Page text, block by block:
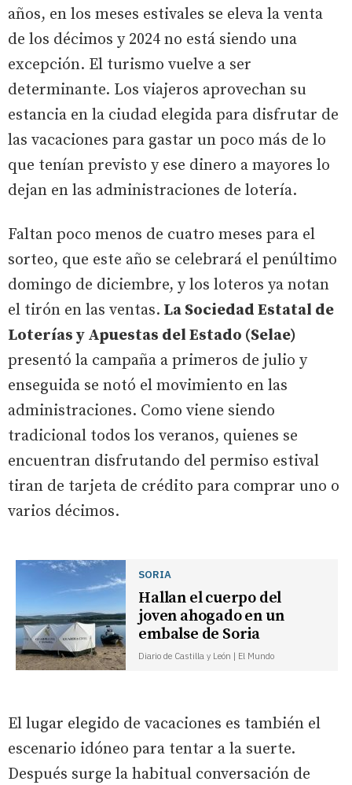
años, en los meses estivales se eleva la venta
de los décimos y 2024 no está siendo una
excepción. El turismo vuelve a ser
determinante. Los viajeros aprovechan su
estancia en la ciudad elegida para disfrutar de
las vacaciones para gastar un poco más de lo
que tenían previsto y ese dinero a mayores lo
dejan en las administraciones de lotería.
Faltan poco menos de cuatro meses para el
sorteo, que este año se celebrará el penúltimo
domingo de diciembre, y los loteros ya notan
el tirón en las ventas. La Sociedad Estatal de
Loterías y Apuestas del Estado (Selae)
presentó la campaña a primeros de julio y
enseguida se notó el movimiento en las
administraciones. Como viene siendo
tradicional todos los veranos, quienes se
encuentran disfrutando del permiso estival
tiran de tarjeta de crédito para comprar uno o
varios décimos.
SORIA
Hallan el cuerpo del
joven ahogado en un
embalse de Soria
Diario de Castilla y León | El Mundo
El lugar elegido de vacaciones es también el
escenario idóneo para tentar a la suerte.
Después surge la habitual conversación de